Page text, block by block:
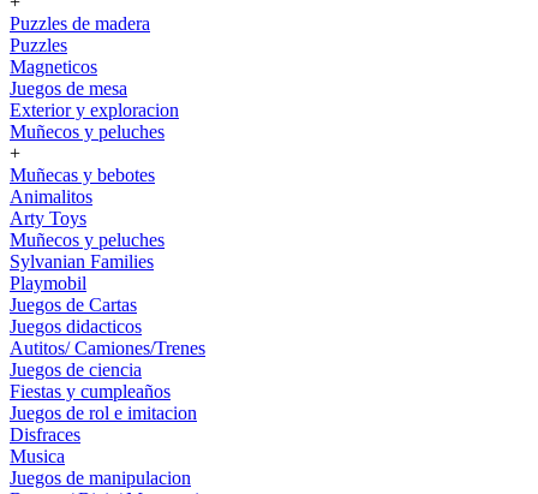
Puzzles de madera
Puzzles
Magneticos
Juegos de mesa
Exterior y exploracion
Muñecos y peluches
+
Muñecas y bebotes
Animalitos
Arty Toys
Muñecos y peluches
Sylvanian Families
Playmobil
Juegos de Cartas
Juegos didacticos
Autitos/ Camiones/Trenes
Juegos de ciencia
Fiestas y cumpleaños
Juegos de rol e imitacion
Disfraces
Musica
Juegos de manipulacion